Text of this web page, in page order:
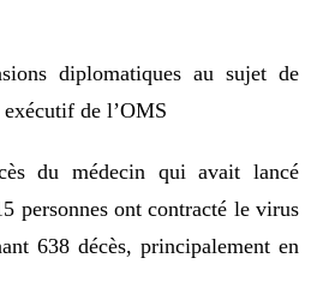
diplomatiques au sujet de
de l’OMS
du médecin qui avait lancé
personnes ont contracté le virus
638 décès, principalement en